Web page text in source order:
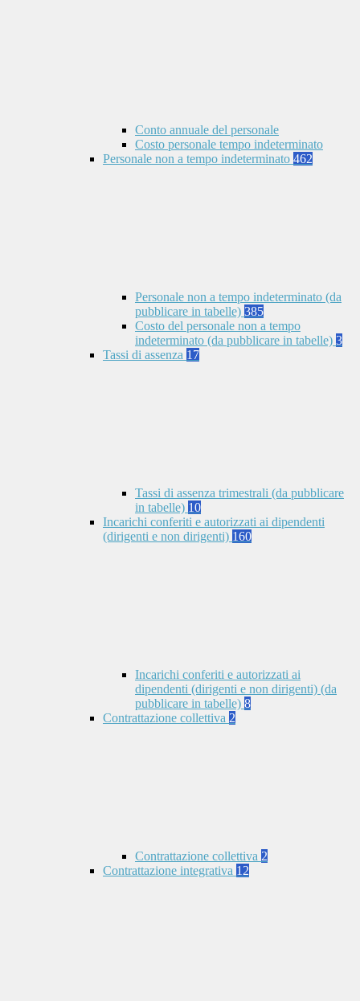
Conto annuale del personale
Costo personale tempo indeterminato
Personale non a tempo indeterminato 462
Personale non a tempo indeterminato (da
pubblicare in tabelle) 385
Costo del personale non a tempo
indeterminato (da pubblicare in tabelle) 3
Tassi di assenza 17
Tassi di assenza trimestrali (da pubblicare
in tabelle) 10
Incarichi conferiti e autorizzati ai dipendenti
(dirigenti e non dirigenti) 160
Incarichi conferiti e autorizzati ai
dipendenti (dirigenti e non dirigenti) (da
pubblicare in tabelle) 8
Contrattazione collettiva 2
Contrattazione collettiva 2
Contrattazione integrativa 12